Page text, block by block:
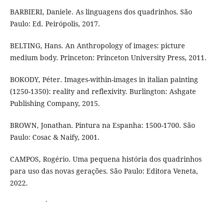
BARBIERI, Daniele. As linguagens dos quadrinhos. São
Paulo: Ed. Peirópolis, 2017.
BELTING, Hans. An Anthropology of images: picture
medium body. Princeton: Princeton University Press, 2011.
BOKODY, Péter. Images-within-images in italian painting
(1250-1350): reality and reflexivity. Burlington: Ashgate
Publishing Company, 2015.
BROWN, Jonathan. Pintura na Espanha: 1500-1700. São
Paulo: Cosac & Naify, 2001.
CAMPOS, Rogério. Uma pequena história dos quadrinhos
para uso das novas gerações. São Paulo: Editora Veneta,
2022.